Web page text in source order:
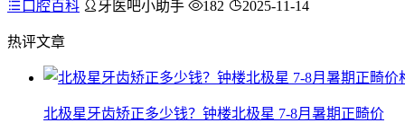
口腔百科 牙医吧小助手 182 2025-11-14
热评文章
北极星牙齿矫正多少钱？钟楼北极星 7-8月暑期正畸价